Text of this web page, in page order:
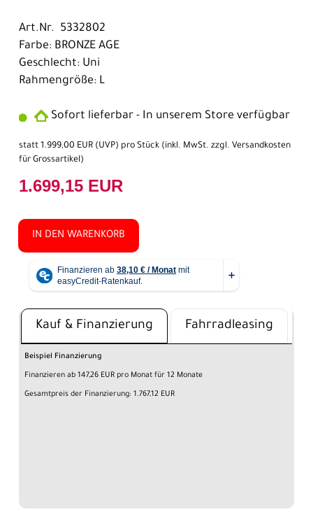
Art.Nr. 5332802
Farbe: BRONZE AGE
Geschlecht: Uni
Rahmengröße: L
Sofort lieferbar - In unserem Store verfügbar
statt 1.999,00 EUR (UVP) pro Stück (inkl. MwSt. zzgl. Versandkosten
für Grossartikel)
1.699,15 EUR
IN DEN WARENKORB
Kauf & Finanzierung Fahrradleasing
Beispiel Finanzierung
Finanzieren ab 147,26 EUR pro Monat für 12 Monate
Gesamtpreis der Finanzierung: 1.767,12 EUR